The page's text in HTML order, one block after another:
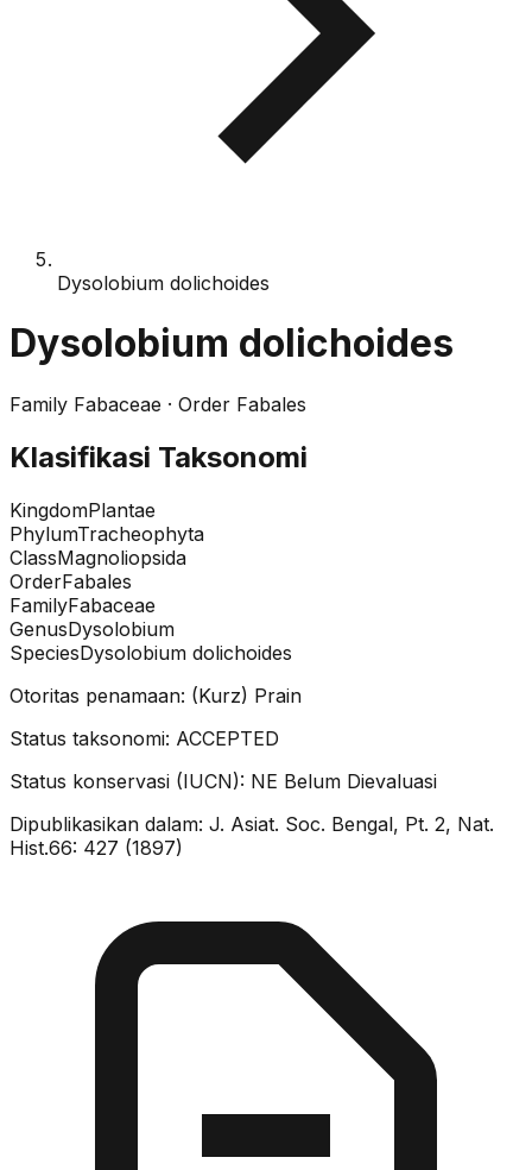
Dysolobium dolichoides
Dysolobium dolichoides
Family Fabaceae · Order Fabales
Klasifikasi Taksonomi
KingdomPlantae
PhylumTracheophyta
ClassMagnoliopsida
OrderFabales
FamilyFabaceae
GenusDysolobium
SpeciesDysolobium dolichoides
Otoritas penamaan: (Kurz) Prain
Status taksonomi: ACCEPTED
Status konservasi (IUCN): NE Belum Dievaluasi
Dipublikasikan dalam: J. Asiat. Soc. Bengal, Pt. 2, Nat.
Hist.66: 427 (1897)